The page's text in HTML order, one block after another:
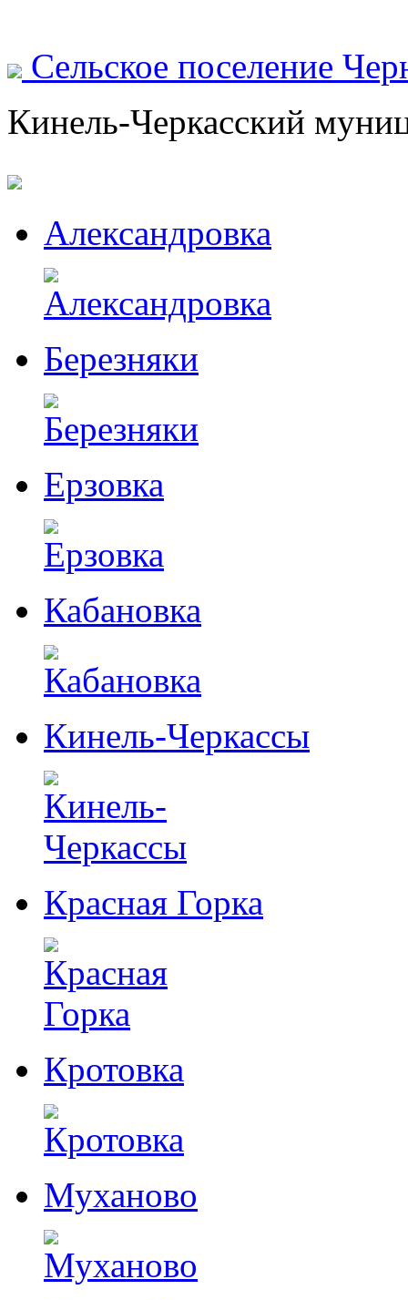
Сельское поселение
Кинель-Черкасский
Александровка
Березняки
Ерзовка
Кабановка
Кинель-Черкассы
Красная Горка
Кротовка
Муханово